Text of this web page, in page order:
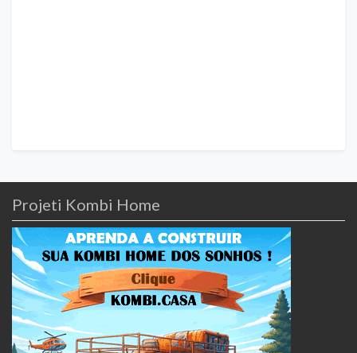
Projeti Kombi Home